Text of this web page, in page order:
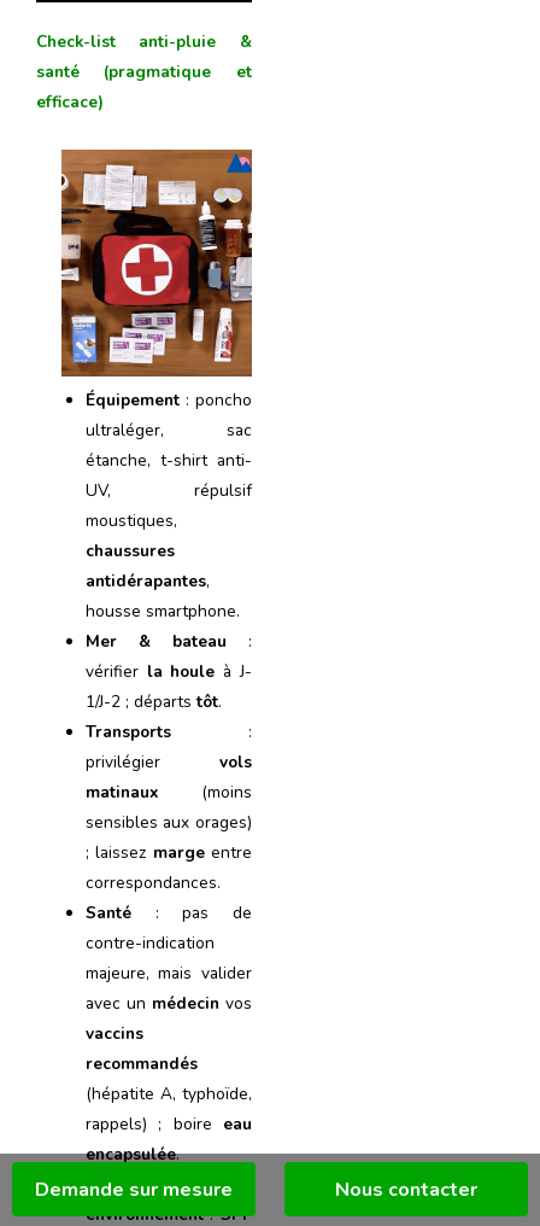
Check-list anti-pluie &
santé (pragmatique et
efficace)
Équipement : poncho
ultraléger, sac
étanche, t-shirt anti-
UV, répulsif
moustiques,
chaussures
antidérapantes,
housse smartphone.
Mer & bateau :
vérifier la houle à J-
1/J-2 ; départstôt.
Transports :
privilégier vols
matinaux (moins
sensibles aux orages)
; laissez margeentre
correspondances.
Santé : pas de
contre-indication
majeure, mais valider
avec un médecin vos
vaccins
recommandés
(hépatite A, typhoïde,
rappels) ; boire eau
encapsulée.
Éthique &
environnement:SPF
Demande sur mesure Nous contacter